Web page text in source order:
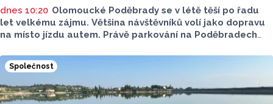
dnes 10:20 Olomoucké Poděbrady se v létě těší po řadu
let velkému zájmu. Většina návštěvníků volí jako dopravu
na místo jízdu autem. Právě parkování na Poděbradech
Na konci června vznikla na Facebooku stránka s názvem
Poděbrady bez závor a nelegálního parkovného, která
upozorňuje na nevyhovujcí situaci s parkováním
u oblíbeného olomouckého letoviska. Za iniciativou stojí
Společnost